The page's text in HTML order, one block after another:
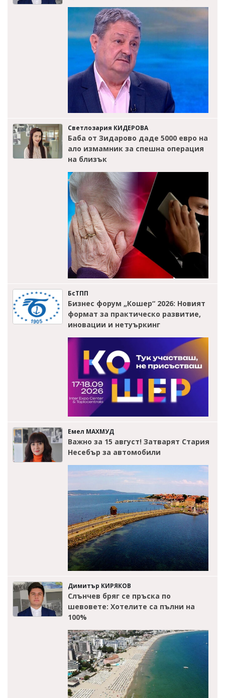
Светлозария КИДЕРОВА
Баба от Зидарово даде 5000 евро на
ало измамник за спешна операция
на близък
БсТПП
Бизнес форум „Кошер“ 2026: Новият
формат за практическо развитие,
иновации и нетуъркинг
Емел МАХМУД
Важно за 15 август! Затварят Стария
Несебър за автомобили
Димитър КИРЯКОВ
Слънчев бряг се пръска по
шевовете: Хотелите са пълни на
100%